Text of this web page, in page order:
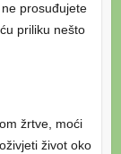
prosuđujete
priliku nešto
žrtve, moći
život oko